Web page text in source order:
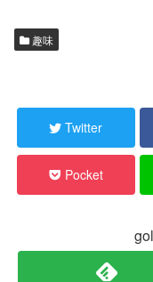
趣味
Twitter
Pocket